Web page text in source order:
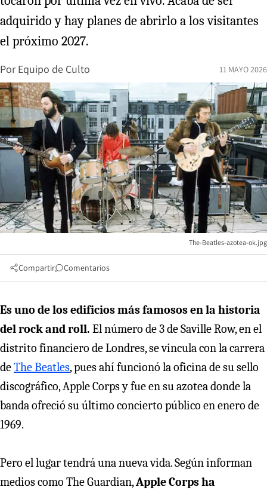
adquirido y hay planes de abrirlo a los visitantes
el próximo 2027.
Por Equipo de Culto 11 MAYO 2026
The-Beatles-azotea-ok.jpg
Compartir Comentarios
Es uno de los edificios más famosos en la historia
del rock and roll. El número de 3 de Saville Row, en el
distrito financiero de Londres, se vincula con la carrera
deThe Beatles, pues ahí funcionó la oficina de su sello
discográfico, Apple Corps y fue en su azotea donde la
banda ofreció su último concierto público en enero de
1969.
Pero el lugar tendrá una nueva vida. Según informan
medios como The Guardian,Apple Corps ha